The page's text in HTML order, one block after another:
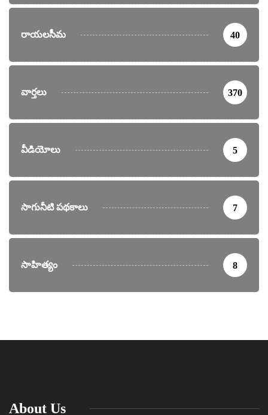
రాయలసీమ 40
వార్తలు 370
వీడియోలు 5
సాగునీటి పథకాలు 7
సాహిత్యం 8
About Us